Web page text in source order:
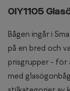
0IY1105
Bågen ingår i
på en bred och
prisgrupper - för
med